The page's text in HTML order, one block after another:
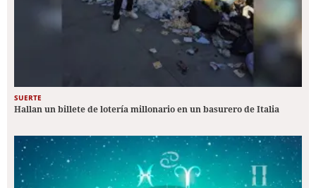
SUERTE
Hallan un billete de lotería millonario en un basurero de Italia